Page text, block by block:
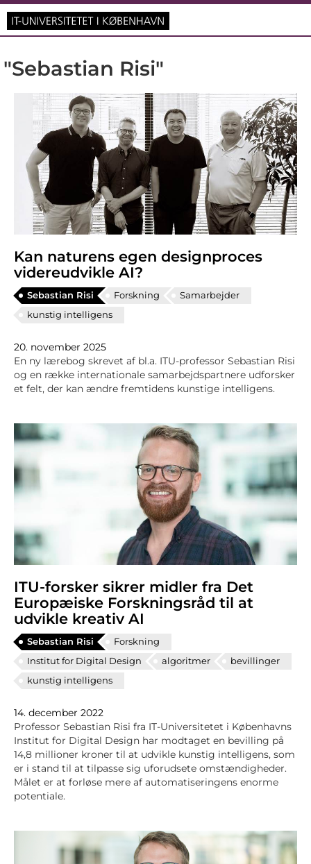
"Sebastian Risi"
Kan naturens egen designproces
videreudvikle AI?
Sebastian Risi Forskning
Samarbejder
kunstig intelligens
20. november 2025
En ny lærebog skrevet af bl.a. ITU-professor Sebastian Risi
og en række internationale samarbejdspartnere udforsker
et felt, der kan ændre fremtidens kunstige intelligens.
ITU-forsker sikrer midler fra Det
Europæiske Forskningsråd til at
udvikle kreativ AI
Sebastian Risi
Forskning
Institut for Digital Design
algoritmer
bevillinger
kunstig intelligens
14. december 2022
Professor Sebastian Risi fra IT-Universitetet i Københavns
Institut for Digital Design har modtaget en bevilling på
14,8 millioner kroner til at udvikle kunstig intelligens, som
er i stand til at tilpasse sig uforudsete omstændigheder.
Målet er at forløse mere af automatiseringens enorme
potentiale.